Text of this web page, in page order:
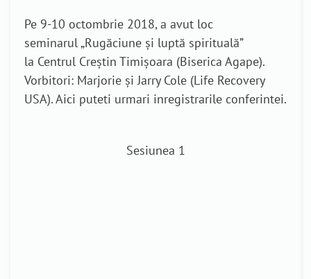
Pe 9-10 octombrie 2018, a avut loc
seminarul „Rugăciune și luptă spirituală”
la Centrul Creștin Timișoara (Biserica Agape).
Vorbitori: Marjorie și Jarry Cole (Life Recovery
USA). Aici puteti urmari inregistrarile conferintei.
Sesiunea 1